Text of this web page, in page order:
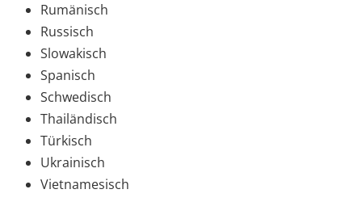
Rumänisch
Russisch
Slowakisch
Spanisch
Schwedisch
Thailändisch
Türkisch
Ukrainisch
Vietnamesisch